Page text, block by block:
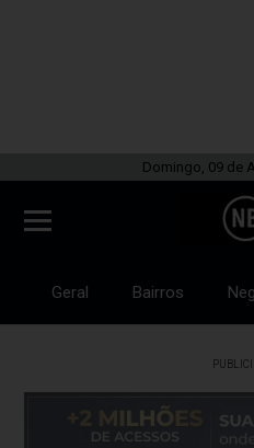
Domingo, 09 de
Geral Bairros